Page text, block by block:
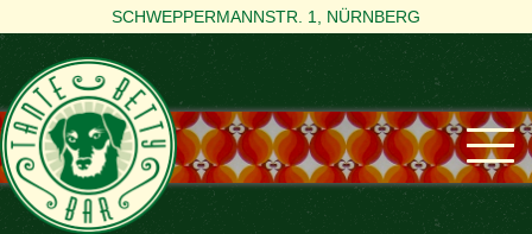
SCHWEPPERMANNSTR. 1, NÜRNBERG